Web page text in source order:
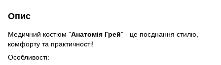
Опис
Медичний костюм "Анатомія Грей" - це поєднання стилю,
комфорту та практичності!
Особливості: